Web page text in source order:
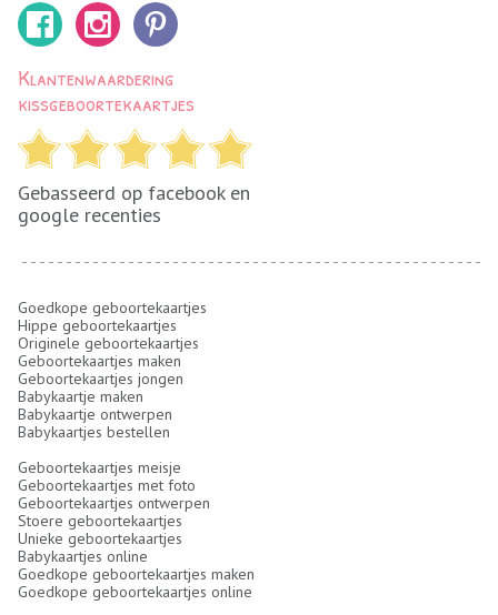
Klantenwaardering
kissgeboortekaartjes
Gebasseerd op facebook en
google recenties
Goedkope geboortekaartjes
Hippe geboortekaartjes
Originele geboortekaartjes
Geboortekaartjes maken
Geboortekaartjes jongen
Babykaartje maken
Babykaartje ontwerpen
Babykaartjes bestellen
Geboortekaartjes meisje
Geboortekaartjes met foto
Geboortekaartjes ontwerpen
Stoere geboortekaartjes
Unieke geboortekaartjes
Babykaartjes online
Goedkope geboortekaartjes maken
Goedkope geboortekaartjes online